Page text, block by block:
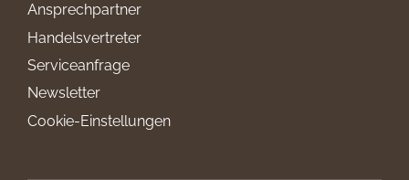
Ansprechpartner
Handelsvertreter
Serviceanfrage
Newsletter
Cookie-Einstellungen